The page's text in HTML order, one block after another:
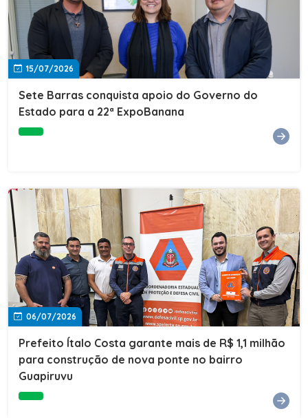
15/07/2026
Sete Barras conquista apoio do Governo do
Estado para a 22ª ExpoBanana
06/07/2026
Prefeito Ítalo Costa garante mais de R$ 1,1 milhão
para construção de nova ponte no bairro
Guapiruvu